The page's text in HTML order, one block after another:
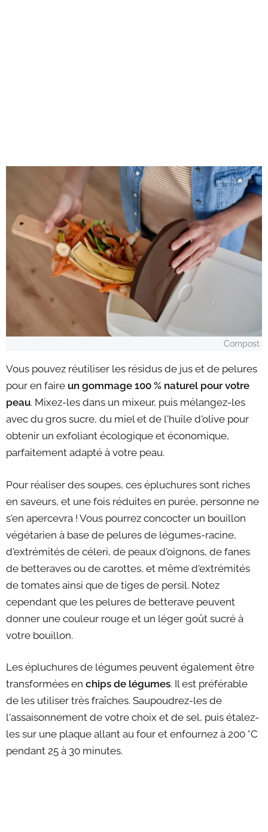
Compost
Vous pouvez réutiliser les résidus de jus et de pelures
pour en faire un gommage 100 % naturel pour votre
peau. Mixez-les dans un mixeur, puis mélangez-les
avec du gros sucre, du miel et de l'huile d'olive pour
obtenir un exfoliant écologique et économique,
parfaitement adapté à votre peau.
Pour réaliser des soupes, ces épluchures sont riches
en saveurs, et une fois réduites en purée, personne ne
s'en apercevra ! Vous pourrez concocter un bouillon
végétarien à base de pelures de légumes-racine,
d'extrémités de céleri, de peaux d'oignons, de fanes
de betteraves ou de carottes, et même d'extrémités
de tomates ainsi que de tiges de persil. Notez
cependant que les pelures de betterave peuvent
donner une couleur rouge et un léger goût sucré à
votre bouillon.
Les épluchures de légumes peuvent également être
transformées en chips de légumes. Il est préférable
de les utiliser très fraîches. Saupoudrez-les de
l'assaisonnement de votre choix et de sel, puis étalez-
les sur une plaque allant au four et enfournez à 200 °C
pendant 25 à 30 minutes.